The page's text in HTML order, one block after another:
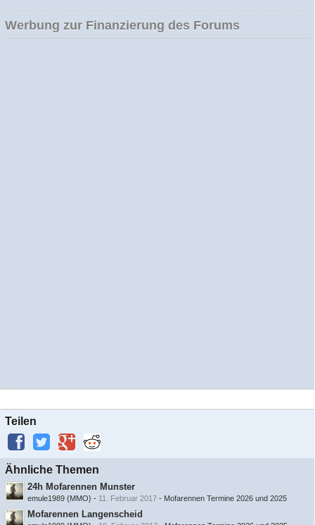
Werbung zur Finanzierung des Forums
Teilen
Ähnliche Themen
24h Mofarennen Munster
emule1989 {MMO} - 11. Februar 2017 - Mofarennen Termine 2026 und 2025
Mofarennen Langenscheid